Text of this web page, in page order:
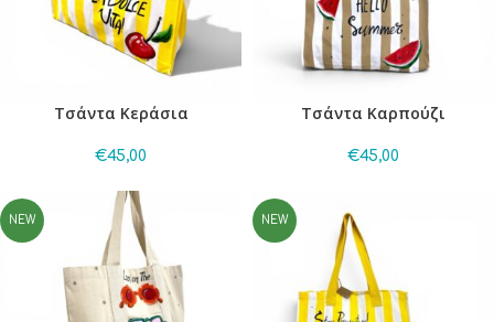
Τσάντα Κεράσια
€45,00
Τσάντα Καρπούζι
€45,00
NEW NEW